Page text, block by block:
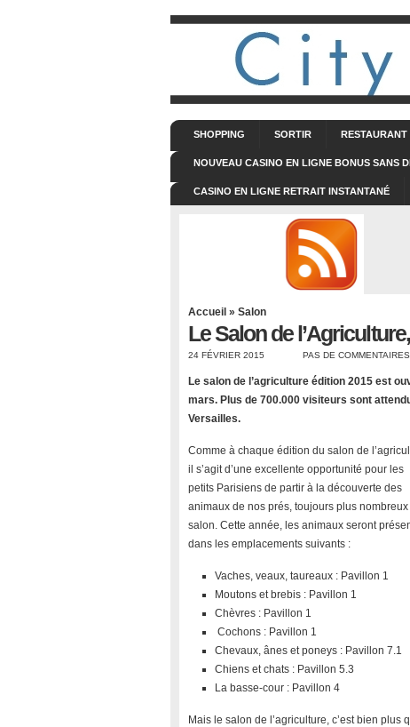
SHOPPING SORTIR RESTAURANT
NOUVEAU CASINO EN LIGNE BONUS SANS
CASINO EN LIGNE RETRAIT INSTANTANÉ
Accueil » Salon
Le Salon de
24 FÉVRIER 2015 PAS DE COMMENTAIRES
Le salon de l’agriculture édition 2015 est
mars. Plus de 700.000 visiteurs sont
Versailles.
Comme à chaque édition du salon de
il s’agit d’une excellente opportunité pour les
petits Parisiens de partir à la découverte des
animaux de nos prés, toujours plus nombreux
salon. Cette année, les animaux seront
dans les emplacements suivants :
Vaches, veaux, taureaux : Pavillon 1
Moutons et brebis : Pavillon 1
Chèvres : Pavillon 1
Cochons : Pavillon 1
Chevaux, ânes et poneys : Pavillon 7.1
Chiens et chats : Pavillon 5.3
La basse-cour : Pavillon 4
Mais le salon de l’agriculture, c’est bien plus